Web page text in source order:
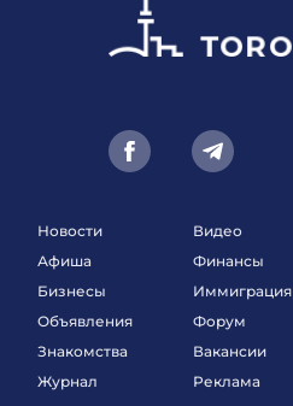
Новости
Афиша
Бизнесы
Объявления
Знакомства
Журнал
Видео
Финансы
Иммиграция
Форум
Вакансии
Реклама